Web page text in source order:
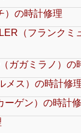
）の時計修理
（フランクミ
ガガミラノ）の
メス）の時計修
ーゲン）の時計